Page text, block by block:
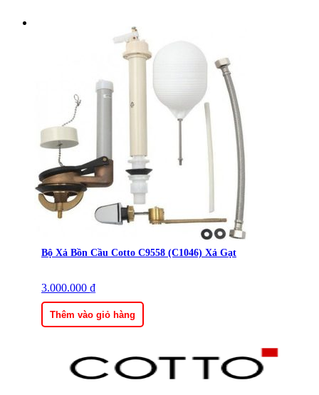
Bộ Xả Bồn Cầu Cotto C9558 (C1046) Xả Gạt
3.000.000 ₫
Thêm vào giỏ hàng